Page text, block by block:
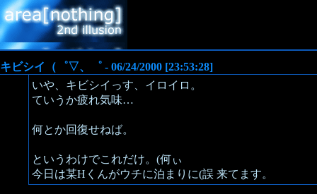
キビシイ（゜▽、゜ - 06/24/2000 [23:53:28]
いや、キビシイっす、イロイロ。
ていうか疲れ気味…
何とか回復せねば。
というわけでこれだけ。(何ぃ
今日は某Hくんがウチに泊まりに(誤 来てます。